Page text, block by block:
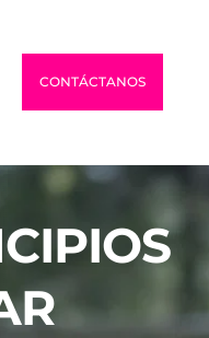
CONTÁCTANOS